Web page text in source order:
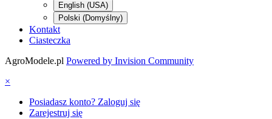
English (USA)
Polski (Domyślny)
Kontakt
Ciasteczka
AgroModele.pl Powered by Invision Community
×
Posiadasz konto? Zaloguj się
Zarejestruj się